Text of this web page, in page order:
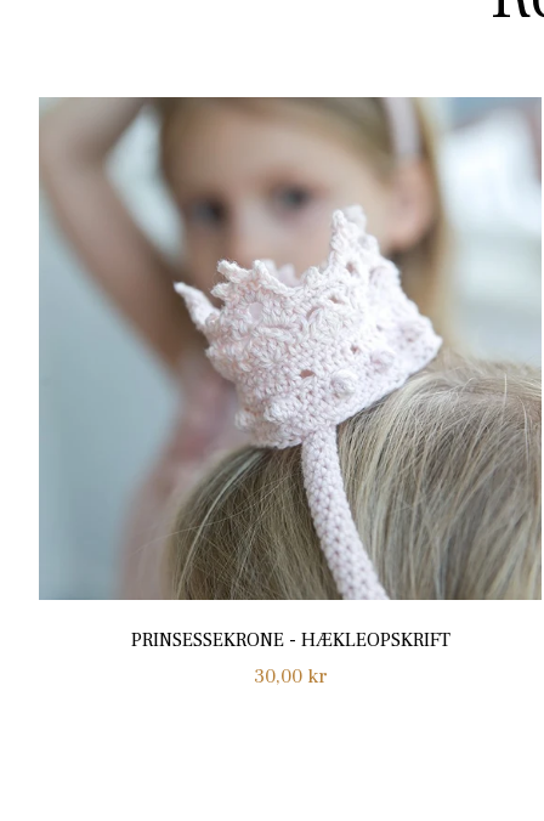
PRINSESSEKRONE - HÆKLEOPSKRIFT
Normalpris
30,00 kr